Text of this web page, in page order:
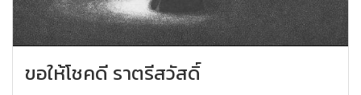
ขอให้โชคดี ราตรีสวัสดิ์